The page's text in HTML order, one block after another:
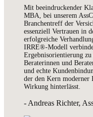
Mit beeindruckender
MBA, bei unserem
Branchentreff der
essenziell Vertrauen in
erfolgreiche
IRRE®-Modell
Ergebnisorientierung
Beraterinnen und
und echte
der den Kern
Wirkung hinterlässt.
- Andreas Richter,